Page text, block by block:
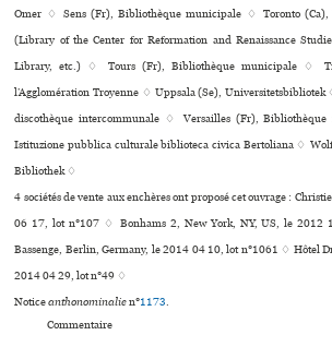
Omer ♢ Sens (Fr), Bibliothèque muni­ci­pale ♢ Toronto (Ca),
(Library of the Center for Reformation and Renaissance
Library, etc.) ♢ Tours (Fr), Bibliothèque muni­ci­pale ♢
l’Agglomération Troyenne ♢ Uppsala (Se),
dis­co­thè­que inter­com­mu­nale ♢ Versailles (Fr),
Istituzione pub­blica cultu­rale biblio­teca civica Bertoliana ♢
Bibliothek ♢
4 sociétés de vente aux enchères ont proposé cet ouvrage :
06 17, lot n°107 ♢ Bonhams 2, New York, NY, US, le 2012
Bassenge, Berlin, Germany, le 2014 04 10, lot n°1061 ♢ Hôtel
2014 04 29, lot n°49 ♢
Noticeanthonominalien°1173.
Commentaire